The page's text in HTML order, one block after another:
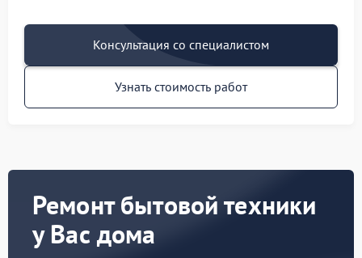
Консультация со специалистом
Узнать стоимость работ
Ремонт бытовой техники
у Вас дома